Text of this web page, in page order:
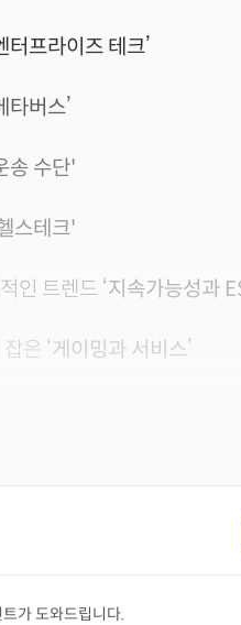
터프라이즈 테크’
타버스’
송 수단'
스테크'
인 트렌드 ‘지속가능성과
은 ‘게이밍과 서비스’
가 도와드립니다.